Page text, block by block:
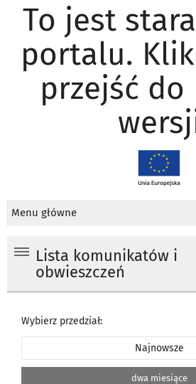
To jest
portalu.
przejść do
Menu główne
Lista komunikatów i
obwieszczeń
Wybierz przedział:
Najnowsze
dwa miesiące